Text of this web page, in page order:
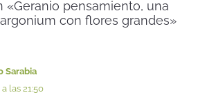
«Geranio pensamiento, una
con flores grandes»
Sarabia
las 21:50